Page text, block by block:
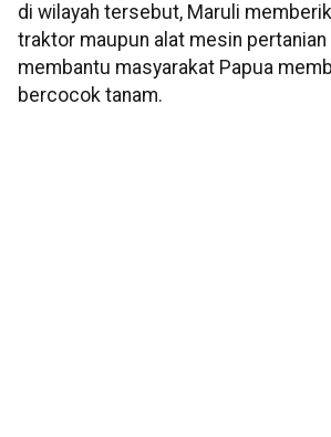
di wilayah tersebut, Maruli
traktor maupun alat mesin
membantu masyarakat Papua
bercocok tanam.